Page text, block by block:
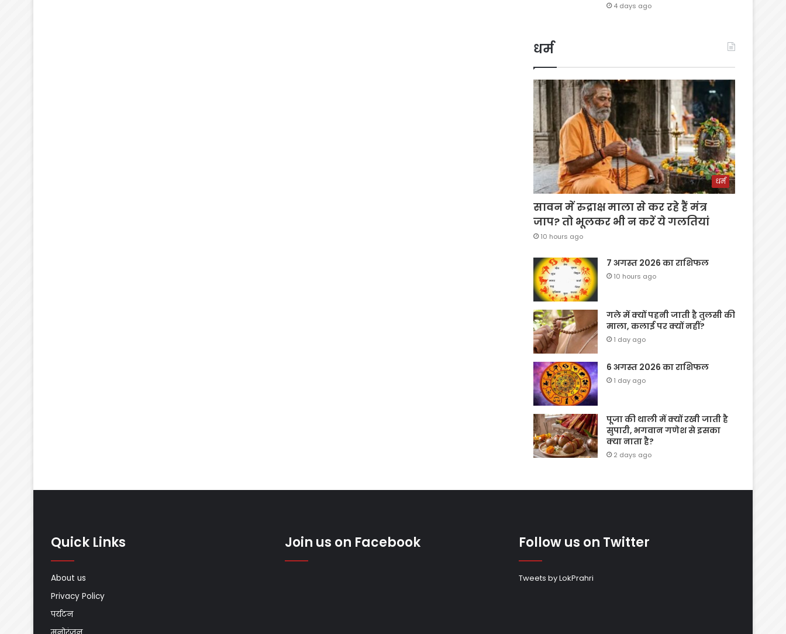
4 days ago
धर्म
धर्म
सावन में रुद्राक्ष माला से कर रहे हैं मंत्र
जाप? तो भूलकर भी न करें ये गलतियां
10 hours ago
7 अगस्त 2026 का राशिफल
10 hours ago
गले में क्यों पहनी जाती है तुलसी की
माला, कलाई पर क्यों नहीं?
1 day ago
6 अगस्त 2026 का राशिफल
1 day ago
पूजा की थाली में क्यों रखी जाती है
सुपारी, भगवान गणेश से इसका
क्या नाता है?
2 days ago
Quick Links
About us
Privacy Policy
पर्यटन
Join us on Facebook Follow us on Twitter
Tweets by LokPrahri